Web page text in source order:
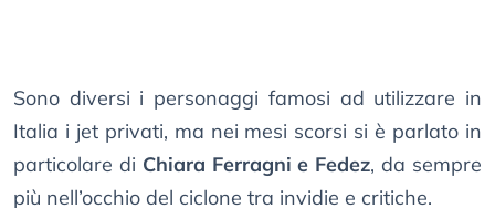
Sono diversi i personaggi famosi ad utilizzare in
Italia i jet privati, ma nei mesi scorsi si è parlato in
particolare di Chiara Ferragni e Fedez, da sempre
più nell’occhio del ciclone tra invidie e critiche.